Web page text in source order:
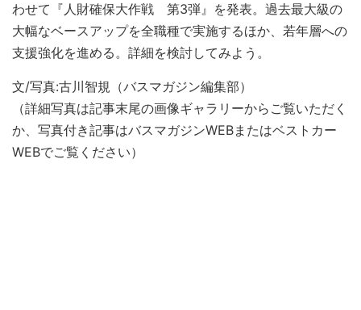
わせて『人財確保大作戦 第3弾』を発表。過去最大級の
大幅なベースアップを全職種で実施するほか、若年層への
支援強化を進める。詳細を検討してみよう。
文/写真:古川智規（バスマガジン編集部）
（詳細写真は記事末尾の画像ギャラリーからご覧いただく
か、写真付き記事はバスマガジンWEBまたはベストカー
WEBでご覧ください）